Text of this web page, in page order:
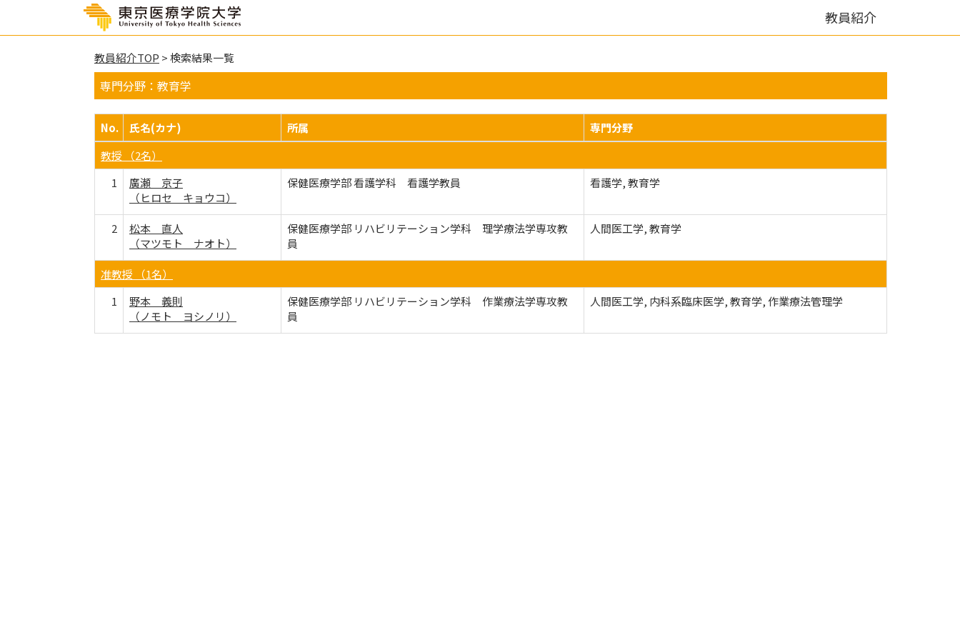
教員紹介
教員紹介TOP > 検索結果一覧
専門分野：教育学
No. 氏名(カナ) 所属
専門分野
教授 （2名）
1
廣瀬 京子
（ヒロセ キョウコ）
保健医療学部 看護学科 看護学教員 看護学, 教育学
2
松本 直人
（マツモト ナオト）
保健医療学部 リハビリテーション学科 理学療法学専攻教
員
人間医工学, 教育学
准教授 （1名）
1
野本 義則
（ノモト ヨシノリ）
保健医療学部 リハビリテーション学科 作業療法学専攻教
員
人間医工学, 内科系臨床医学, 教育学, 作業療法管理学